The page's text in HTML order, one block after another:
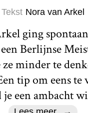
Tekst Nora van Arkel
ging
Berlijnse
ze minder te
tip om eens te
een ambacht